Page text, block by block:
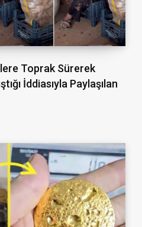
Toprak Sürerek
İddiasıyla Paylaşılan